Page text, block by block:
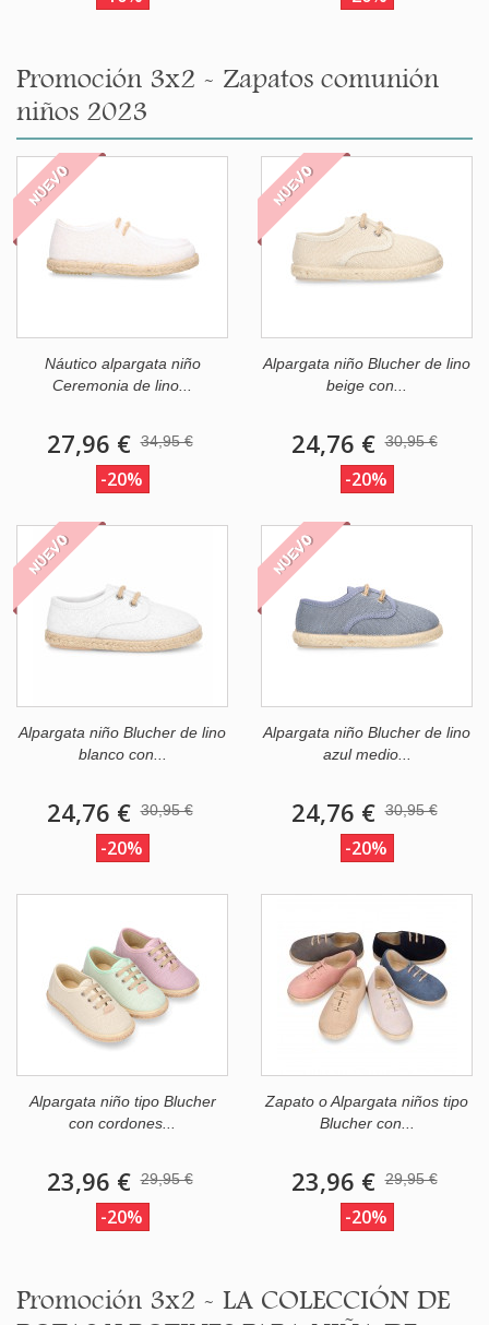
Promoción 3x2 - Zapatos comunión
niños 2023
NUEVO
Náutico alpargata niño
Ceremonia de lino...
27,96 € 34,95 €
-20%
NUEVO
Alpargata niño Blucher de lino
beige con...
24,76 € 30,95 €
-20%
NUEVO
Alpargata niño Blucher de lino
blanco con...
24,76 € 30,95 €
-20%
NUEVO
Alpargata niño Blucher de lino
azul medio...
24,76 € 30,95 €
-20%
Alpargata niño tipo Blucher
con cordones...
23,96 € 29,95 €
-20%
Zapato o Alpargata niños tipo
Blucher con...
23,96 € 29,95 €
-20%
Promoción 3x2 - LA COLECCIÓN DE